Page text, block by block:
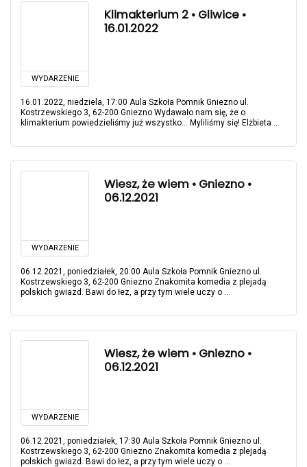
WYDARZENIE
Klimakterium 2 • Gliwice •
16.01.2022
16.01.2022, niedziela, 17:00 Aula Szkoła Pomnik Gniezno ul.
Kostrzewskiego 3, 62-200 Gniezno Wydawało nam się, że o
klimakterium powiedzieliśmy już wszystko... Myliliśmy się! Elżbieta ...
WYDARZENIE
Wiesz, że wiem • Gniezno •
06.12.2021
06.12.2021, poniedziałek, 20:00 Aula Szkoła Pomnik Gniezno ul.
Kostrzewskiego 3, 62-200 Gniezno Znakomita komedia z plejadą
polskich gwiazd. Bawi do łez, a przy tym wiele uczy o ...
WYDARZENIE
Wiesz, że wiem • Gniezno •
06.12.2021
06.12.2021, poniedziałek, 17:30 Aula Szkoła Pomnik Gniezno ul.
Kostrzewskiego 3, 62-200 Gniezno Znakomita komedia z plejadą
polskich gwiazd. Bawi do łez, a przy tym wiele uczy o ...